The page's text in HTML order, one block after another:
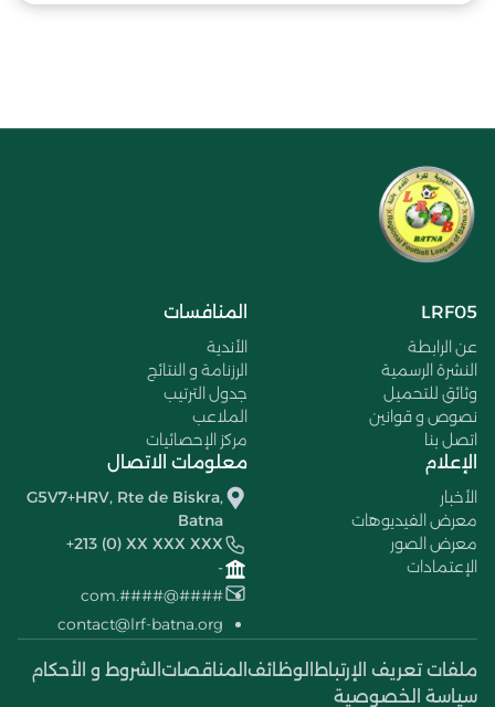
LRF05
عن الرابطة
النشرة الرسمية
وثائق للتحميل
نصوص و قوانين
اتصل بنا
المنافسات
الأندية
الرزنامة و النتائج
جدول الترتيب
الملاعب
مركز الإحصائيات
الإعلام
الأخبار
معرض الفيديوهات
معرض الصور
الإعتمادات
معلومات الاتصال
G5V7+HRV, Rte de Biskra,
Batna
+213 (0) XX XXX XXX
-
####@####.com
contact@lrf-batna.org
ملفات تعريف الإرتباط الوظائف المناقصات الشروط و الأحكام
سياسة الخصوصية